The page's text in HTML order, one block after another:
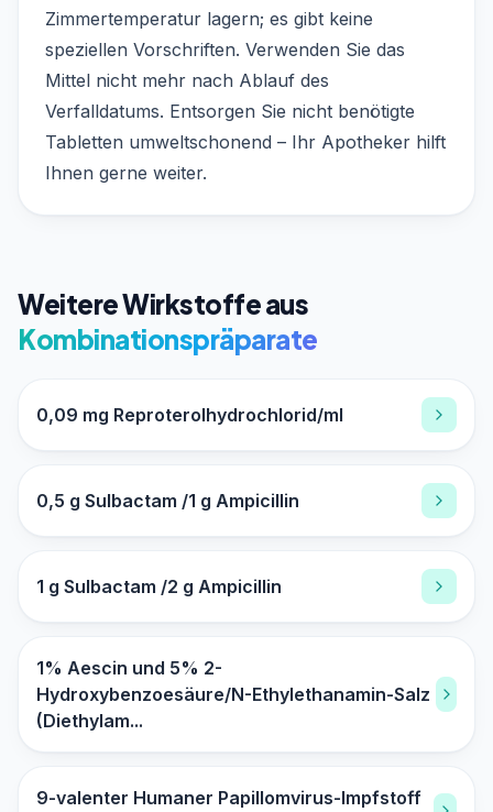
Zimmertemperatur lagern; es gibt keine
speziellen Vorschriften. Verwenden Sie das
Mittel nicht mehr nach Ablauf des
Verfalldatums. Entsorgen Sie nicht benötigte
Tabletten umweltschonend – Ihr Apotheker hilft
Ihnen gerne weiter.
Weitere Wirkstoffe aus
Kombinationspräparate
0,09 mg Reproterolhydrochlorid/ml
0,5 g Sulbactam /1 g Ampicillin
1 g Sulbactam /2 g Ampicillin
1% Aescin und 5% 2-
Hydroxybenzoesäure/N-Ethylethanamin-Salz
(Diethylam...
9-valenter Humaner Papillomvirus-Impfstoff